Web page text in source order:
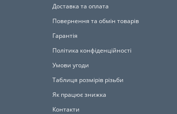
Доставка та оплата
Повернення та обмін товарів
Гарантія
Політика конфіденційності
Умови угоди
Таблиця розмірів різьби
Як працює знижка
Контакти